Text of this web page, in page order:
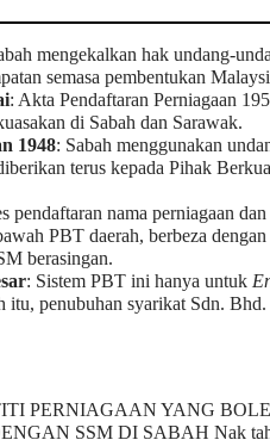
mengekalkan hak undang-
semasa pembentukan
: Akta Pendaftaran Perniagaan
di Sabah dan Sarawak.
1948: Sabah menggunakan
terus kepada Pihak
pendaftaran nama perniagaan
PBT daerah, berbeza
berasingan.
: Sistem PBT ini hanya untuk
itu, penubuhan syarikat Sdn.
PERNIAGAAN YANG
SSM DI SABAH Nak